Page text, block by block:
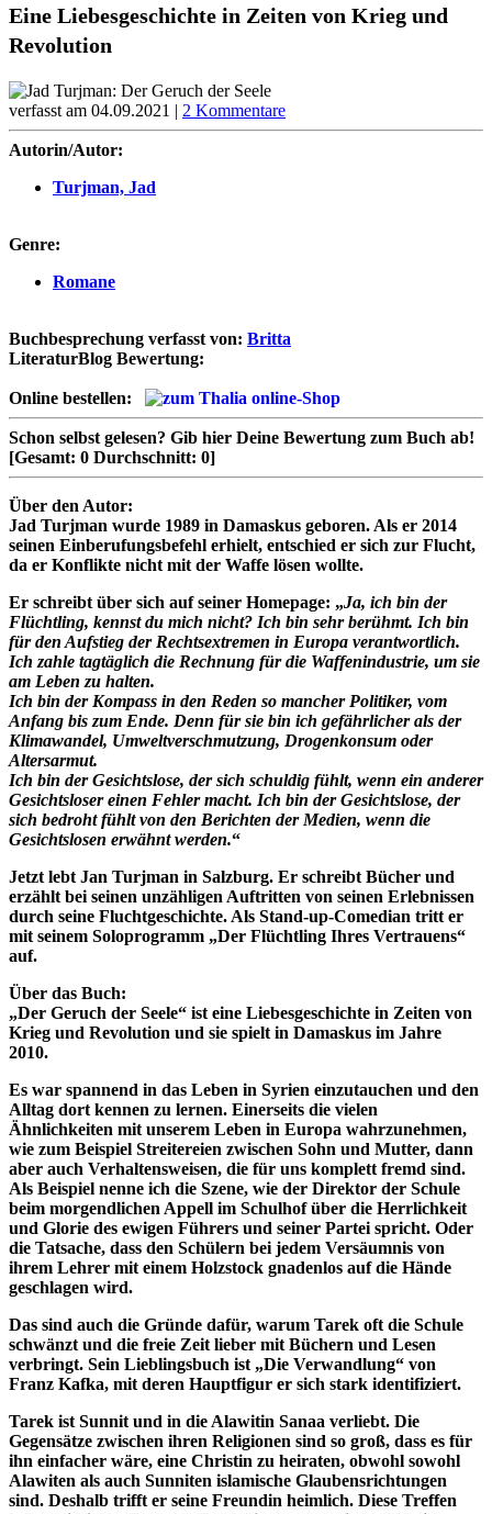
Eine Liebesgeschichte in Zeiten von Krieg und
Revolution
verfasst am 04.09.2021 | 2 Kommentare
Autorin/Autor:
Turjman, Jad
Genre:
Romane
Buchbesprechung verfasst von: Britta
LiteraturBlog Bewertung:
Online bestellen:
Schon selbst gelesen? Gib hier Deine Bewertung zum Buch ab!
[Gesamt: 0 Durchschnitt: 0]
Über den Autor:
Jad Turjman wurde 1989 in Damaskus geboren. Als er 2014
seinen Einberufungsbefehl erhielt, entschied er sich zur Flucht,
da er Konflikte nicht mit der Waffe lösen wollte.
Er schreibt über sich auf seiner Homepage: „Ja, ich bin der
Flüchtling, kennst du mich nicht? Ich bin sehr berühmt. Ich bin
für den Aufstieg der Rechtsextremen in Europa verantwortlich.
Ich zahle tagtäglich die Rechnung für die Waffenindustrie, um sie
am Leben zu halten.
Ich bin der Kompass in den Reden so mancher Politiker, vom
Anfang bis zum Ende. Denn für sie bin ich gefährlicher als der
Klimawandel, Umweltverschmutzung, Drogenkonsum oder
Altersarmut.
Ich bin der Gesichtslose, der sich schuldig fühlt, wenn ein anderer
Gesichtsloser einen Fehler macht. Ich bin der Gesichtslose, der
sich bedroht fühlt von den Berichten der Medien, wenn die
Gesichtslosen erwähnt werden.“
Jetzt lebt Jan Turjman in Salzburg. Er schreibt Bücher und
erzählt bei seinen unzähligen Auftritten von seinen Erlebnissen
durch seine Fluchtgeschichte. Als Stand-up-Comedian tritt er
mit seinem Soloprogramm „Der Flüchtling Ihres Vertrauens“
auf.
Über das Buch:
„Der Geruch der Seele“ ist eine Liebesgeschichte in Zeiten von
Krieg und Revolution und sie spielt in Damaskus im Jahre
2010.
Es war spannend in das Leben in Syrien einzutauchen und den
Alltag dort kennen zu lernen. Einerseits die vielen
Ähnlichkeiten mit unserem Leben in Europa wahrzunehmen,
wie zum Beispiel Streitereien zwischen Sohn und Mutter, dann
aber auch Verhaltensweisen, die für uns komplett fremd sind.
Als Beispiel nenne ich die Szene, wie der Direktor der Schule
beim morgendlichen Appell im Schulhof über die Herrlichkeit
und Glorie des ewigen Führers und seiner Partei spricht. Oder
die Tatsache, dass den Schülern bei jedem Versäumnis von
ihrem Lehrer mit einem Holzstock gnadenlos auf die Hände
geschlagen wird.
Das sind auch die Gründe dafür, warum Tarek oft die Schule
schwänzt und die freie Zeit lieber mit Büchern und Lesen
verbringt. Sein Lieblingsbuch ist „Die Verwandlung“ von
Franz Kafka, mit deren Hauptfigur er sich stark identifiziert.
Tarek ist Sunnit und in die Alawitin Sanaa verliebt. Die
Gegensätze zwischen ihren Religionen sind so groß, dass es für
ihn einfacher wäre, eine Christin zu heiraten, obwohl sowohl
Alawiten als auch Sunniten islamische Glaubensrichtungen
sind. Deshalb trifft er seine Freundin heimlich. Diese Treffen